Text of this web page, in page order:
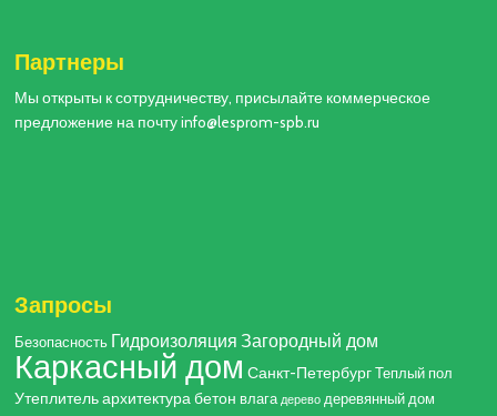
Партнеры
Мы открыты к сотрудничеству, присылайте коммерческое
предложение на почту info@lesprom-spb.ru
Запросы
Безопасность Гидроизоляция Загородный дом
Каркасный дом Санкт-Петербург Теплый пол
Утеплительархитектурабетон влага дерево деревянный дом